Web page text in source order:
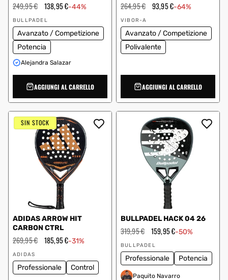
Prezzo
regolare
249,95 € Prezzo
scontato
138,95 €-44%
Fornitore:
BULLPADEL
Avanzato / Competizione
Potencia
Alejandra Salazar
AGGIUNGI AL CARRELLO
Prezzo
regolare
264,95 € Prezzo
scontato
93,95 €-64%
Fornitore:
VIBOR-A
Avanzato / Competizione
Polivalente
AGGIUNGI AL CARRELLO
SIN STOCK
ADIDAS ARROW HIT
CARBON CTRL
Prezzo
regolare
269,95 € Prezzo
scontato
185,95 €-31%
Fornitore:
ADIDAS
Professionale Control
BULLPADEL HACK 04 26
Prezzo
regolare
319,95 € Prezzo
scontato
159,95 €-50%
Fornitore:
BULLPADEL
Professionale Potencia
Paquito Navarro